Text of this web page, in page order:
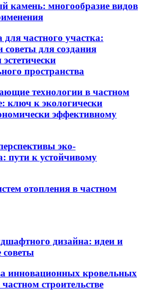
камень: многообразие видов
частного участка:
советы для создания
пространства
технологии в частном
ключ к экологически
эффективному
эко-
пути к устойчивому
отопления в частном
дизайна: идеи и
советы
инновационных кровельных
строительстве